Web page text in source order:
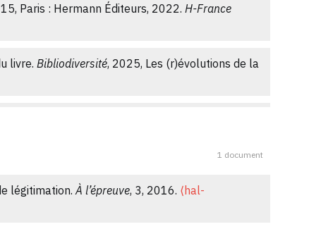
Paris : Hermann Éditeurs, 2022. H-France
livre. Bibliodiversité, 2025, Les (r)évolutions de la
de la littérature de témoignage.
1 document
légitimation. À l’épreuve, 3, 2016. ⟨hal-